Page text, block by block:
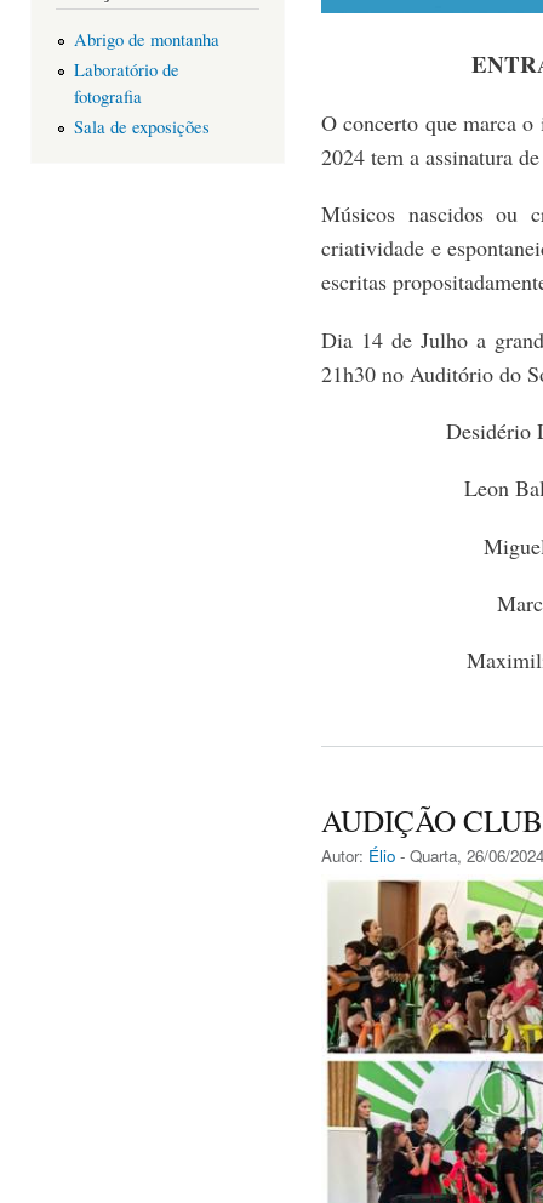
Abrigo de montanha
Laboratório de
fotografia
Sala de exposições
O concerto que marca
2024 tem a assinatura
Músicos nascidos ou
criatividade e
escritas
Dia 14 de Julho a
21h30 no Auditório do
Desidério
Leon
AUDIÇÃO
Autor: Élio - Quarta, 26/06/